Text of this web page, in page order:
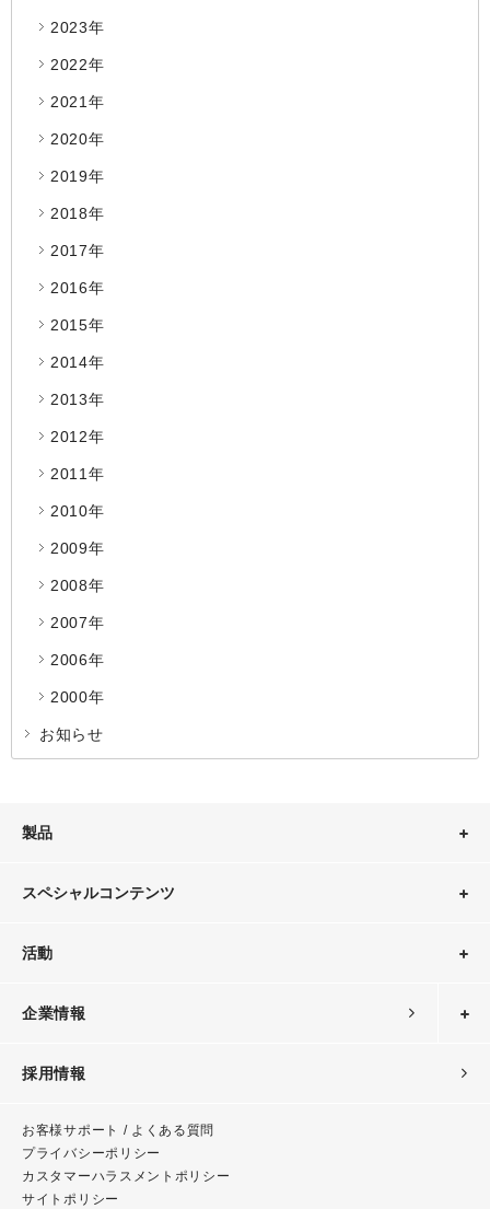
2023年
2022年
2021年
2020年
2019年
2018年
2017年
2016年
2015年
2014年
2013年
2012年
2011年
2010年
2009年
2008年
2007年
2006年
2000年
お知らせ
製品
スペシャルコンテンツ
活動
企業情報
採用情報
お客様サポート / よくある質問
プライバシーポリシー
カスタマーハラスメント ポリシー
サイトポリシー